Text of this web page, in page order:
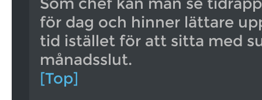
för dag och hinner lättare
tid istället för att sitta med
månadsslut.
[Top]